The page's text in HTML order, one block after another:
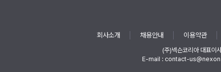
회사소개 채용안내 이용약관
(주)넥슨코리아 대표이
E-mail : contact-